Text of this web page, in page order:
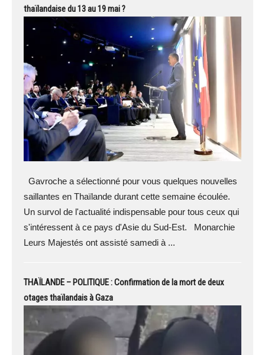
thaïlandaise du 13 au 19 mai ?
Gavroche a sélectionné pour vous quelques nouvelles
saillantes en Thaïlande durant cette semaine écoulée.
Un survol de l'actualité indispensable pour tous ceux qui
s'intéressent à ce pays d'Asie du Sud-Est. Monarchie
Leurs Majestés ont assisté samedi à ...
THAÏLANDE – POLITIQUE : Confirmation de la mort de deux
otages thaïlandais à Gaza